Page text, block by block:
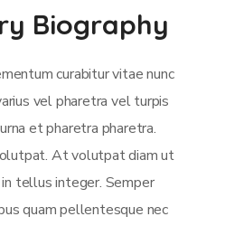
Biography
curabitur vitae nunc
vel pharetra vel turpis
et pharetra pharetra.
At volutpat diam ut
tellus integer. Semper
quam pellentesque nec